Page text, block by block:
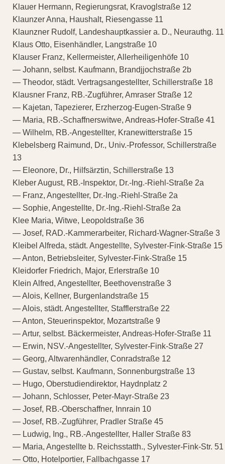
Klauer Hermann, Regierungsrat, Kravoglstraße 12
Klaunzer Anna, Haushalt, Riesengasse 11
Klaunzner Rudolf, Landeshauptkassier a. D., Neurauthg. 11
Klaus Otto, Eisenhändler, Langstraße 10
Klauser Franz, Kellermeister, Allerheiligenhöfe 10
— Johann, selbst. Kaufmann, Brandjjochstraße 2b
— Theodor, städt. Vertragsangestellter, Schillerstraße 18
Klausner Franz, RB.-Zugführer, Amraser Straße 12
— Kajetan, Tapezierer, Erzherzog-Eugen-Straße 9
— Maria, RB.-Schaffnerswitwe, Andreas-Hofer-Straße 41
— Wilhelm, RB.-Angestellter, Kranewitterstraße 15
Klebelsberg Raimund, Dr., Univ.-Professor, Schillerstraße
13
— Eleonore, Dr., Hilfsärztin, Schillerstraße 13
Kleber August, RB.-Inspektor, Dr.-Ing.-Riehl-Straße 2a
— Franz, Angestellter, Dr.-Ing.-Riehl-Straße 2a
— Sophie, Angestellte, Dr.-Ing.-Riehl-Straße 2a
Klee Maria, Witwe, Leopoldstraße 36
— Josef, RAD.-Kammerarbeiter, Richard-Wagner-Straße 3
Kleibel Alfreda, städt. Angestellte, Sylvester-Fink-Straße 15
— Anton, Betriebsleiter, Sylvester-Fink-Straße 15
Kleidorfer Friedrich, Major, Erlerstraße 10
Klein Alfred, Angestellter, Beethovenstraße 3
— Alois, Kellner, Burgenlandstraße 15
— Alois, städt. Angestellter, Stafflerstraße 22
— Anton, Steuerinspektor, Mozartstraße 9
— Artur, selbst. Bäckermeister, Andreas-Hofer-Straße 11
— Erwin, NSV.-Angestellter, Sylvester-Fink-Straße 27
— Georg, Altwarenhändler, Conradstraße 12
— Gustav, selbst. Kaufmann, Sonnenburgstraße 13
— Hugo, Oberstudiendirektor, Haydnplatz 2
— Johann, Schlosser, Peter-Mayr-Straße 23
— Josef, RB.-Oberschaffner, Innrain 10
— Josef, RB.-Zugführer, Pradler Straße 45
— Ludwig, Ing., RB.-Angestellter, Haller Straße 83
— Maria, Angestellte b. Reichsstatth., Sylvester-Fink-Str. 51
— Otto, Hotelportier, Fallbachgasse 17